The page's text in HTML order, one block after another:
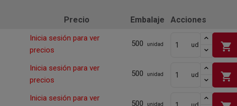
Precio Embalaje Acciones
Inicia sesión para ver
precios
500 unidad ud shopping_cart
Inicia sesión para ver
precios
500 unidad ud shopping_cart
Inicia sesión para ver
500 unidad